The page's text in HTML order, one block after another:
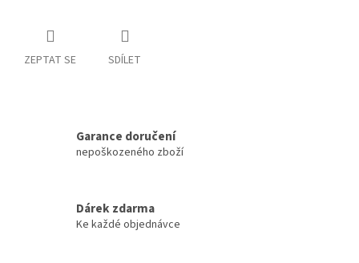
ZEPTAT SE SDÍLET
Garance doručení
nepoškozeného zboží
Dárek zdarma
Ke každé objednávce